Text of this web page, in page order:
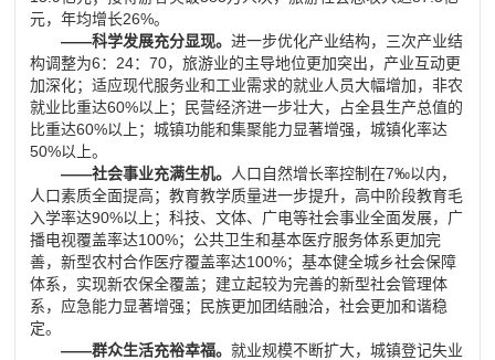
元，年均增长26%。
——科学发展充分显现。进一步优化产业结构，三次产业结
构调整为6：24：70，旅游业的主导地位更加突出，产业互动更
加深化；适应现代服务业和工业需求的就业人员大幅增加，非农
就业比重达60%以上；民营经济进一步壮大，占全县生产总值的
比重达60%以上；城镇功能和集聚能力显著增强，城镇化率达
50%以上。
——社会事业充满生机。
人口自然增长率控制在7‰以内，
人口素质全面提高；教育教学质量进一步提升，高中阶段教育毛
入学率达90%以上；科技、文体、广电等社会事业全面发展，广
播电视覆盖率达100%；公共卫生和基本医疗服务体系更加完
善，新型农村合作医疗覆盖率达100%；基本健全城乡社会保障
体系，实现新农保全覆盖；建立起较为完善的新型社会管理体
系，应急能力显著增强；民族更加团结融洽，社会更加和谐稳
定。
——群众生活充裕幸福。就业规模不断扩大，城镇登记失业